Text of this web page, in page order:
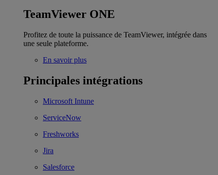
TeamViewer ONE
Profitez de toute la puissance de TeamViewer, intégrée dans
une seule plateforme.
En savoir plus
Principales intégrations
Microsoft Intune
ServiceNow
Freshworks
Jira
Salesforce